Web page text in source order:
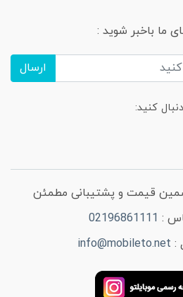
ما باخبر شوید :
ارسال
کنید:
قیمت و پشتیبانی مطمئن
:
02196861111
:
info@mobileto.net